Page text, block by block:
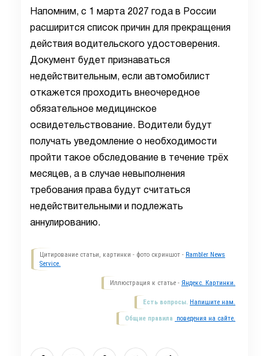
Напомним, с 1 марта 2027 года в России
расширится список причин для прекращения
действия водительского удостоверения.
Документ будет признаваться
недействительным, если автомобилист
откажется проходить внеочередное
обязательное медицинское
освидетельствование. Водители будут
получать уведомление о необходимости
пройти такое обследование в течение трёх
месяцев, а в случае невыполнения
требования права будут считаться
недействительными и подлежать
аннулированию.
Цитирование статьи, картинки - фото скриншот - Rambler News
Service.
Иллюстрация к статье - Яндекс. Картинки.
Есть вопросы. Напишите нам.
Общие правила поведения на сайте.